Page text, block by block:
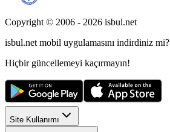
Copyright © 2006 - 2026 isbul.net
isbul.net mobil uygulamasını indirdiniz mi?
Hiçbir güncellemeyi kaçırmayın!
Site Kullanımı